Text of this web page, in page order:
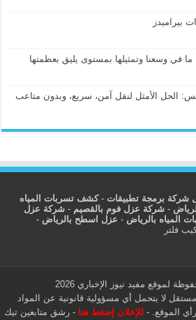
بيراميدز
في وسعنا وتمثيلها بمستوى يليق بعظمتها
الحل الأمثل لنقل آمن، سريع، وبدون متاعب
شركة برمجة تطبيقات -كشف تسربات المياه
-شركة عزل فوم بالقصيم -شركة عزل
المياه بالرياض - عزل اسطح بالرياض -
فلتر
لموقع مفيد نيوز الإخباري 2026
لا يتحمل أي مسؤولية قانونية عن المواد
رأي الموقع. - للإعلان إضغط هنا - رشق متابعين تيك